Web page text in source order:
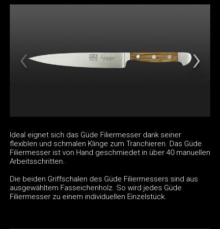
Ideal eignet sich das Güde Filiermesser dank seiner
flexiblen und schmalen Klinge zum Tranchieren. Das Güde
Filiermesser ist von Hand geschmiedet in über 40 manuellen
Arbeitsschritten.
Die beiden Griffschalen des Güde Filiermessers sind aus
ausgewähltem Fasseichenholz. So wird jedes Güde
Filiermesser zu einem individuellen Einzelstück.